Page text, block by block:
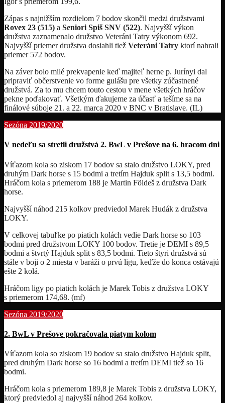
Zápas s najnižším rozdielom 7 bodov skončil medzi družstvami
Rovex 23 (515) a Seniori Spiš SNV (522). Najvyšší výkon
družstva zaznamenalo družstvo Veteráni Tatry výkonom 692.
Najvyšší priemer družstva dosiahli tiež Veteráni Tatry ktorí nahrali
priemer 572 bodov.
Na záver bolo milé prekvapenie keď majiteľ herne p. Jurínyi dal
pripraviť občerstvenie vo forme gulášu pre všetky zúčastnené
družstvá. Za to mu chcem touto cestou v mene všetkých hráčov
pekne poďakovať. Všetkým ďakujeme za účasť a tešíme sa na
finálové súboje 21. a 22. marca 2020 v BNC v Bratislave. (IL)
Sezóna 2019/2020
V nedeľu sa stretli družstvá 2. BwL v Prešove na 6. hracom dni
Víťazom kola so ziskom 17 bodov sa stalo družstvo LOKY, pred
druhým Dark horse s 15 bodmi a tretím Hajduk split s 13,5 bodmi.
Hráčom kola s priemerom 188 je Martin Földeš z družstva Dark
horse.
Najvyšší náhod 215 kolkov predviedol Marek Hudák z družstva
LOKY.
V celkovej tabuľke po piatich kolách vedie Dark horse so 103
bodmi pred družstvom LOKY 100 bodov. Tretie je DEMI s 89,5
bodmi a štvrtý Hajduk split s 83,5 bodmi. Tieto štyri družstvá sú
stále v boji o 2 miesta v baráži o prvú ligu, keďže do konca ostávajú
ešte 2 kolá.
Hráčom ligy po piatich kolách je Marek Tobis z družstva LOKY
s priemerom 174,68. (mf)
Sezóna 2019/2020
2. BwL v Prešove pokračovala piatym kolom
Víťazom kola so ziskom 19 bodov sa stalo družstvo Hajduk split,
pred druhým Dark horse so 16 bodmi a tretím DEMI tiež so 16
bodmi.
Hráčom kola s priemerom 189,8 je Marek Tobis z družstva LOKY,
ktorý predviedol aj najvyšší náhod 264 kolkov.